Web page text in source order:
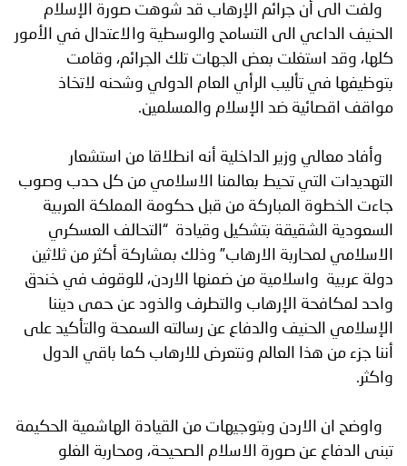
ولفت الى أن جرائم الإرهاب قد شوهت صورة الإسلام
الحنيف الداعي الى التسامح والوسطية والاعتدال في الأمور
كلها، وقد استغلت بعض الجهات تلك الجرائم، وقامت
بتوظيفها في تأليب الرأي العام الدولي وشحنه لاتخاذ
مواقف اقصائية ضد الإسلام والمسلمين.
وأفاد معالي وزير الداخلية أنه انطلاقا من استشعار
التهديدات التي تحيط بعالمنا الاسلامي من كل حدب وصوب
جاءت الخطوة المباركة من قبل حكومة المملكة العربية
السعودية الشقيقة بتشكيل وقيادة “التحالف العسكري
الاسلامي لمحاربة الارهاب” وذلك بمشاركة أكثر من ثلاثين
دولة عربية واسلامية من ضمنها الاردن، للوقوف في خندق
واحد لمكافحة الإرهاب والتطرف والذود عن حمى ديننا
الإسلامي الحنيف والدفاع عن رسالته السمحة والتأكيد على
أننا جزء من هذا العالم ونتعرض للارهاب كما باقي الدول
واكثر.
واوضح ان الاردن وبتوجيهات من القيادة الهاشمية الحكيمة
تبنى الدفاع عن صورة الاسلام الصحيحة، ومحاربة الغلو